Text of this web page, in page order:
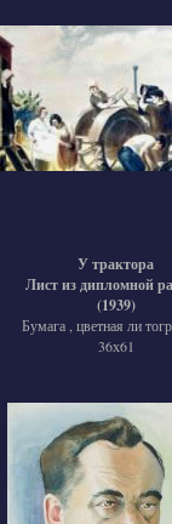
У трактора
Лист из дипломной
(1939)
Бумага , цветная ли
36х61